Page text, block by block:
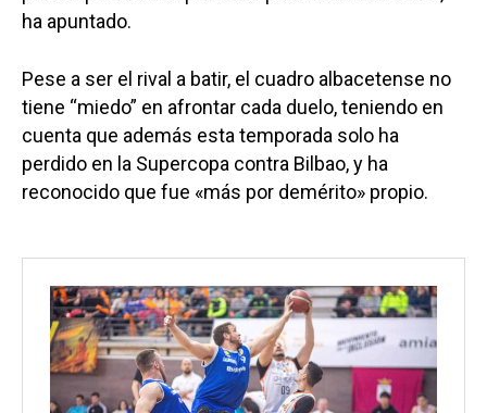
ha apuntado.
Pese a ser el rival a batir, el cuadro albacetense no
tiene “miedo” en afrontar cada duelo, teniendo en
cuenta que además esta temporada solo ha
perdido en la Supercopa contra Bilbao, y ha
reconocido que fue «más por demérito» propio.